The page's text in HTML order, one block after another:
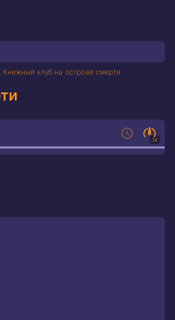
Книжный клуб на острове смерти
1X